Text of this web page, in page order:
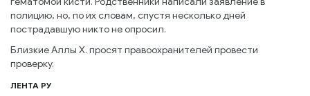
полицию, но, по их словам, спустя несколько дней
пострадавшую никто не опросил.
Близкие Аллы Х. просят правоохранителей провести
проверку.
ЛЕНТА РУ